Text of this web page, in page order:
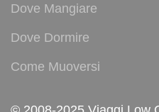
Dove Mangiare
Dove Dormire
Come Muoversi